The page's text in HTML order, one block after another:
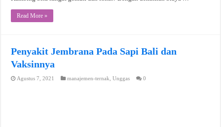
Read More »
Penyakit Jembrana Pada Sapi Bali dan
Vaksinnya
Agustus 7, 2021 manajemen-ternak ,Unggas 0